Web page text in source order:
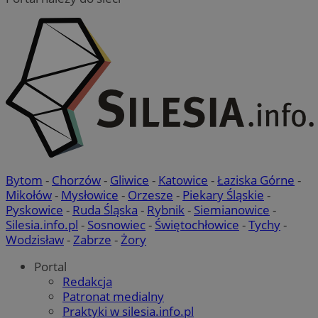
Bytom - Chorzów- Gliwice - Katowice -Łaziska Górne -
Mikołów- Mysłowice - Orzesze - Piekary Śląskie -
Pyskowice - Ruda Śląska - Rybnik- Siemianowice -
Silesia.info.pl - Sosnowiec- Świętochłowice -Tychy-
Wodzisław-Zabrze -Żory
Portal
Redakcja
Patronat medialny
Praktyki w silesia.info.pl
suid
.simpli.fi
INGRESSCOOKIE
Policy